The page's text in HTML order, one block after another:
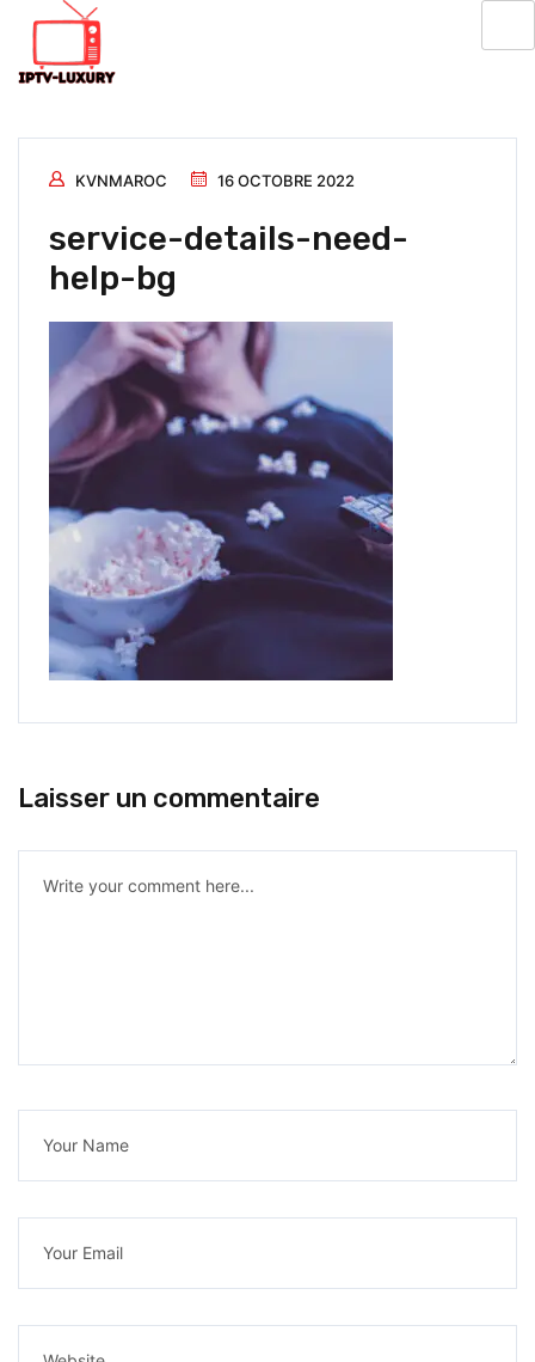
KVNMAROC 16 OCTOBRE 2022
service-details-need-
help-bg
Laisser un commentaire